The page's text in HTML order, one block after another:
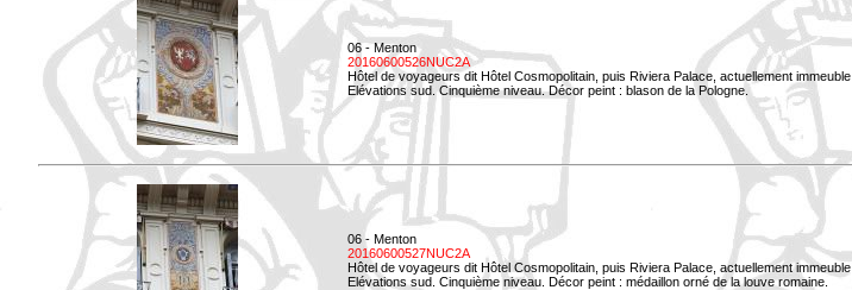
06 - Menton
20160600526NUC2A
Hôtel de voyageurs dit Hôtel Cosmopolitain, puis Riviera Palace, actuellement immeuble
Elévations sud. Cinquième niveau. Décor peint : blason de la Pologne.
06 - Menton
20160600527NUC2A
Hôtel de voyageurs dit Hôtel Cosmopolitain, puis Riviera Palace, actuellement immeuble
Elévations sud. Cinquième niveau. Décor peint : médaillon orné de la louve romaine.